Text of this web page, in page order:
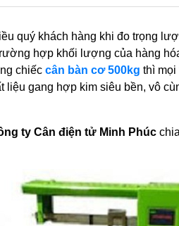
quý khách hàng khi đo trọng
hợp khối lượng của hàng
chiếc cân bàn cơ 500kg thì mọi
gang hợp kim siêu bền, vô
ty Cân điện tử Minh Phúc